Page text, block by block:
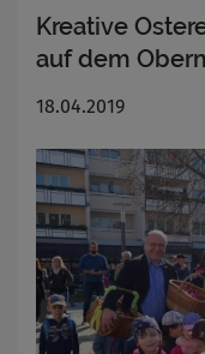
Kreative
auf dem
18.04.2019